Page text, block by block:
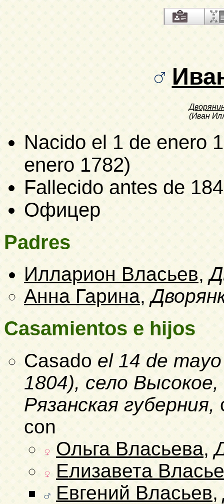
(Иван
Nacido el 1 de enero
enero 1782)
Fallecido antes de
Офицер
Padres
Илларион Власьев,
Анна Гарина,
Casamientos e hijos
Casado el 14 de
1804), село Высокое,
Рязанская губерния,
con
Ольга Власьева,
Елизавета
Евгений Власьев,